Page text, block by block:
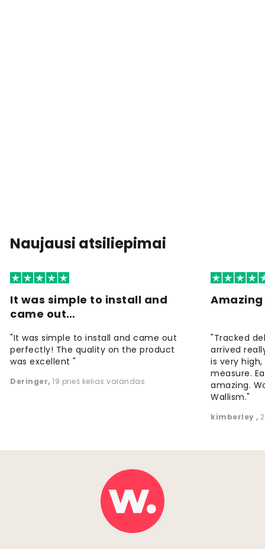
Naujausi atsiliepimai
It was simple to install and
came out…
"It was simple to install and came out
perfectly! The quality on the product
was excellent "
Deringer, 19 prieš kelias valandas
"Tracked
arrived
is very
measure.
amazing.
Wallism."
kimberley,